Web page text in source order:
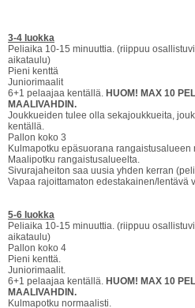
3-4 luokka
Peliaika 10-15 minuuttia. (riippuu
aikataulu)
Pieni kenttä
Juniorimaalit
6+1 pelaajaa kentällä. HUOM! MAX 10
MAALIVAHDIN.
Joukkueiden tulee olla sekajoukkueita,
kentällä.
Pallon koko 3
Kulmapotku epäsuorana rangaistusalueen
Maalipotku rangaistusalueelta.
Sivurajaheiton saa uusia yhden kerran
Vapaa rajoittamaton edestakainen/lentävä
5-6 luokka
Peliaika 10-15 minuuttia. (riippuu
aikataulu)
Pallon koko 4
Pieni kenttä.
Juniorimaalit.
6+1 pelaajaa kentällä. HUOM! MAX 10
MAALIVAHDIN.
Kulmapotku normaalisti.